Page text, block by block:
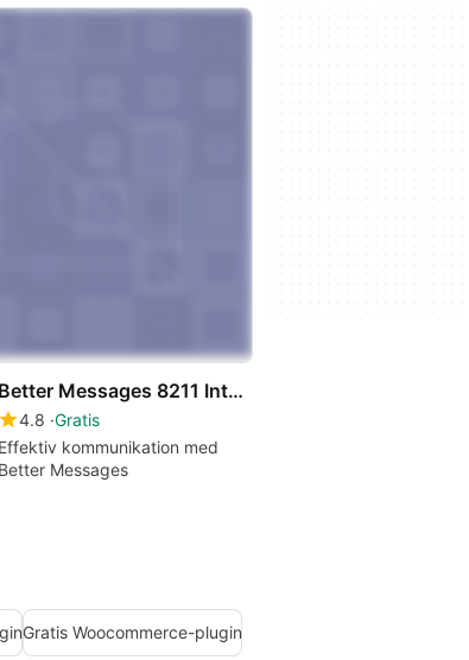
Better Messages 8211 Integration for WC Vendors Marketplace
4.8 Gratis
Effektiv kommunikation med
Better Messages
Gratis Woocommerce-plugin